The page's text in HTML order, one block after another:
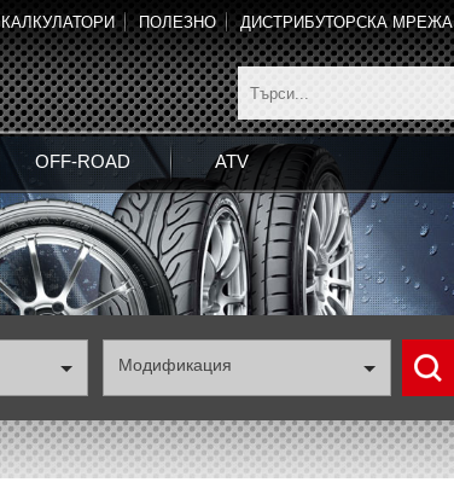
КАЛКУЛАТОРИ ПОЛЕЗНО ДИСТРИБУТОРСКА МРЕЖА
OFF-ROAD ATV
Модификация